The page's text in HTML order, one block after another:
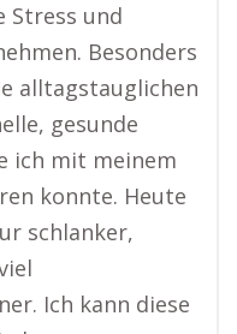
Stress und
Besonders
alltagstauglichen
gesunde
ich mit meinem
konnte. Heute
schlanker,
Ich kann diese